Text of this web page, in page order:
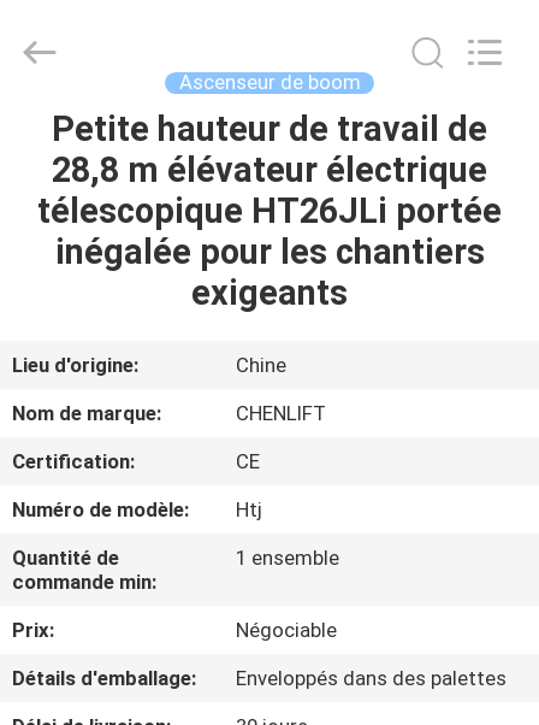
MAISON
À
PROPOS
DE
VISITE
L'USINE
MACHINERY
Ascenseur de boom
Petite hauteur de travail de
28,8 m élévateur électrique
télescopique HT26JLi portée
inégalée pour les chantiers
exigeants
Lieu d'origine:
Chine
Nom de marque:
CHENLIFT
Certification:
CE
Numéro de modèle:
Htj
Quantité de
commande min:
1 ensemble
Prix:
Négociable
Détails d'emballage:
Enveloppés dans des palettes